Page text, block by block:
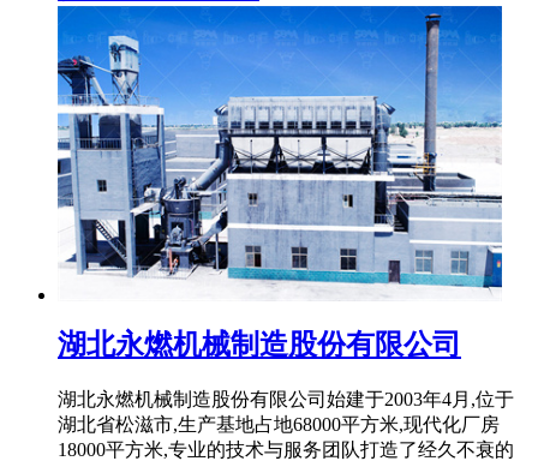
湖北永燃机械制造股份有限公司
湖北永燃机械制造股份有限公司始建于2003年4月,位于
湖北省松滋市,生产基地占地68000平方米,现代化厂房
18000平方米,专业的技术与服务团队打造了经久不衰的